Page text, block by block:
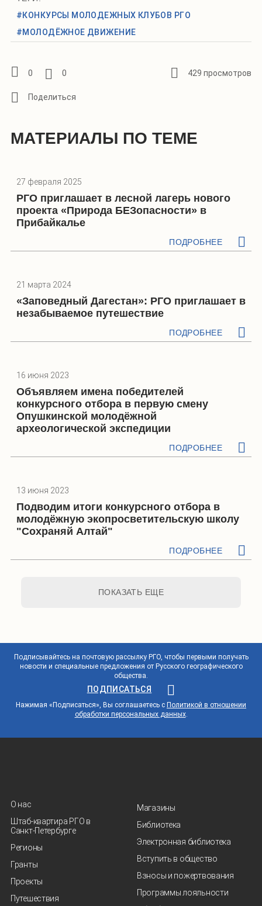
#КОНКУРСЫ МОЛОДЕЖНЫХ КЛУБОВ РГО
#МОЛОДЁЖНОЕ ДВИЖЕНИЕ
0 0 429 просмотров
МАТЕРИАЛЫ ПО ТЕМЕ
27 февраля 2025
РГО приглашает в лесной лагерь нового
проекта «Природа БЕЗопасности» в
Прибайкалье
ПОДРОБНЕЕ
21 марта 2024
«Заповедный Дагестан»: РГО приглашает в
незабываемое путешествие
ПОДРОБНЕЕ
16 июня 2023
Объявляем имена победителей
конкурсного отбора в первую смену
Опушкинской молодёжной
археологической экспедиции
ПОДРОБНЕЕ
13 июня 2023
Подводим итоги конкурсного отбора в
молодёжную экопросветительскую школу
"Сохраняй Алтай"
ПОДРОБНЕЕ
ПОКАЗАТЬ ЕЩЕ
Подписывайтесь на почтовую рассылку РГО, чтобы первыми получать
новости и специальные предложения от Русского географического
общества.
ПОДПИСАТЬСЯ
Нажимая «Подписаться», Вы соглашаетесь с Политикой в отношении
обработки персональных данных.
О нас
Штаб-квартира РГО в
Санкт‑Петербурге
Регионы
Гранты
Проекты
Путешествия
Магазины
Библиотека
Электронная библиотека
Вступить в общество
Взносы и пожертвования
Программы лояльности